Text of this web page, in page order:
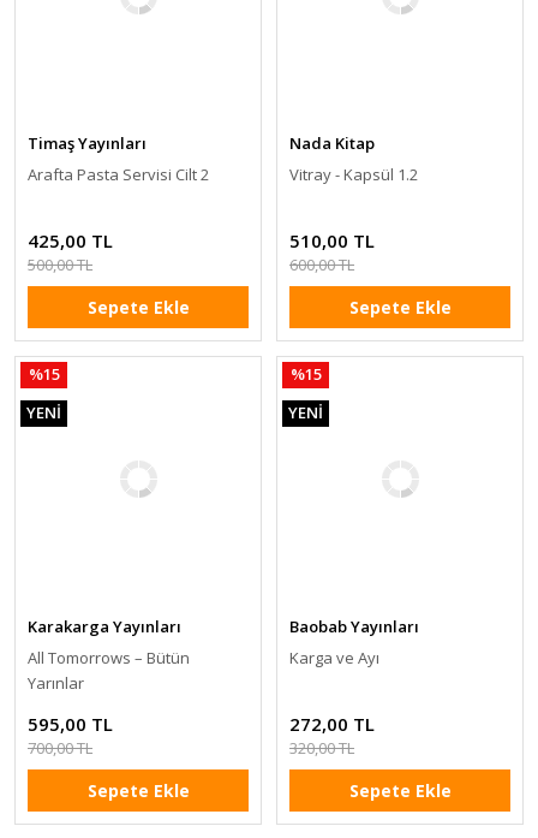
Timaş Yayınları
Arafta Pasta Servisi Cilt 2
425,00 TL
500,00 TL
Sepete Ekle
Nada Kitap
Vitray - Kapsül 1.2
510,00 TL
600,00 TL
Sepete Ekle
%15
YENİ
Karakarga Yayınları
All Tomorrows – Bütün
Yarınlar
595,00 TL
700,00 TL
Sepete Ekle
%15
YENİ
Baobab Yayınları
Karga ve Ayı
272,00 TL
320,00 TL
Sepete Ekle